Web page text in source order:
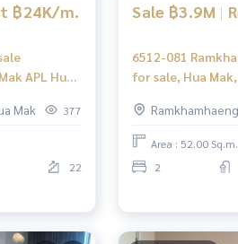
฿24K/m.
APL Hua
Mak 377
22
Sale ฿3.9M |
6512-081
for sale, Hua
bedrooms.
Area : 52.00 Sq.m.
2